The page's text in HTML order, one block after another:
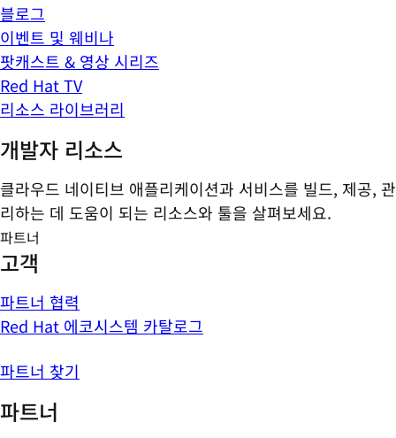
블로그
이벤트 및 웨비나
팟캐스트 & 영상 시리즈
Red Hat TV
리소스 라이브러리
개발자 리소스
클라우드 네이티브 애플리케이션과 서비스를 빌드, 제공, 관
리하는 데 도움이 되는 리소스와 툴을 살펴보세요.
파트너
고객
파트너 협력
Red Hat 에코시스템 카탈로그
파트너 찾기
파트너